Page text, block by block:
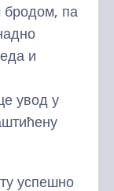
бродом, па
и
увод у
успешно